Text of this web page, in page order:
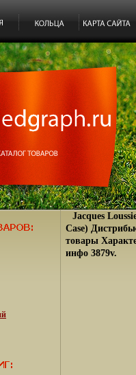
Jacques
Case)
товары
инфо 3879v.